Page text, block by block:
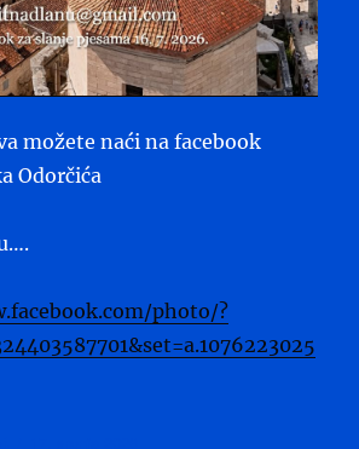
možete naći na facebook
Odorčića
photo/?